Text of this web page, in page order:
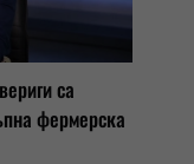
са
фермерска